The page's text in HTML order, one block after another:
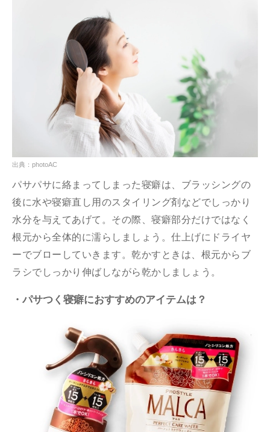
出典：photoAC
パサパサに絡まってしまった寝癖は、ブラッシングの
後に水や寝癖直し用のスタイリング剤などでしっかり
水分を与えてあげて。その際、寝癖部分だけではなく
根元から全体的に濡らしましょう。仕上げにドライヤ
ーでブローしていきます。乾かすときは、根元からブ
ラシでしっかり伸ばしながら乾かしましょう。
・パサつく寝癖におすすめのアイテムは？